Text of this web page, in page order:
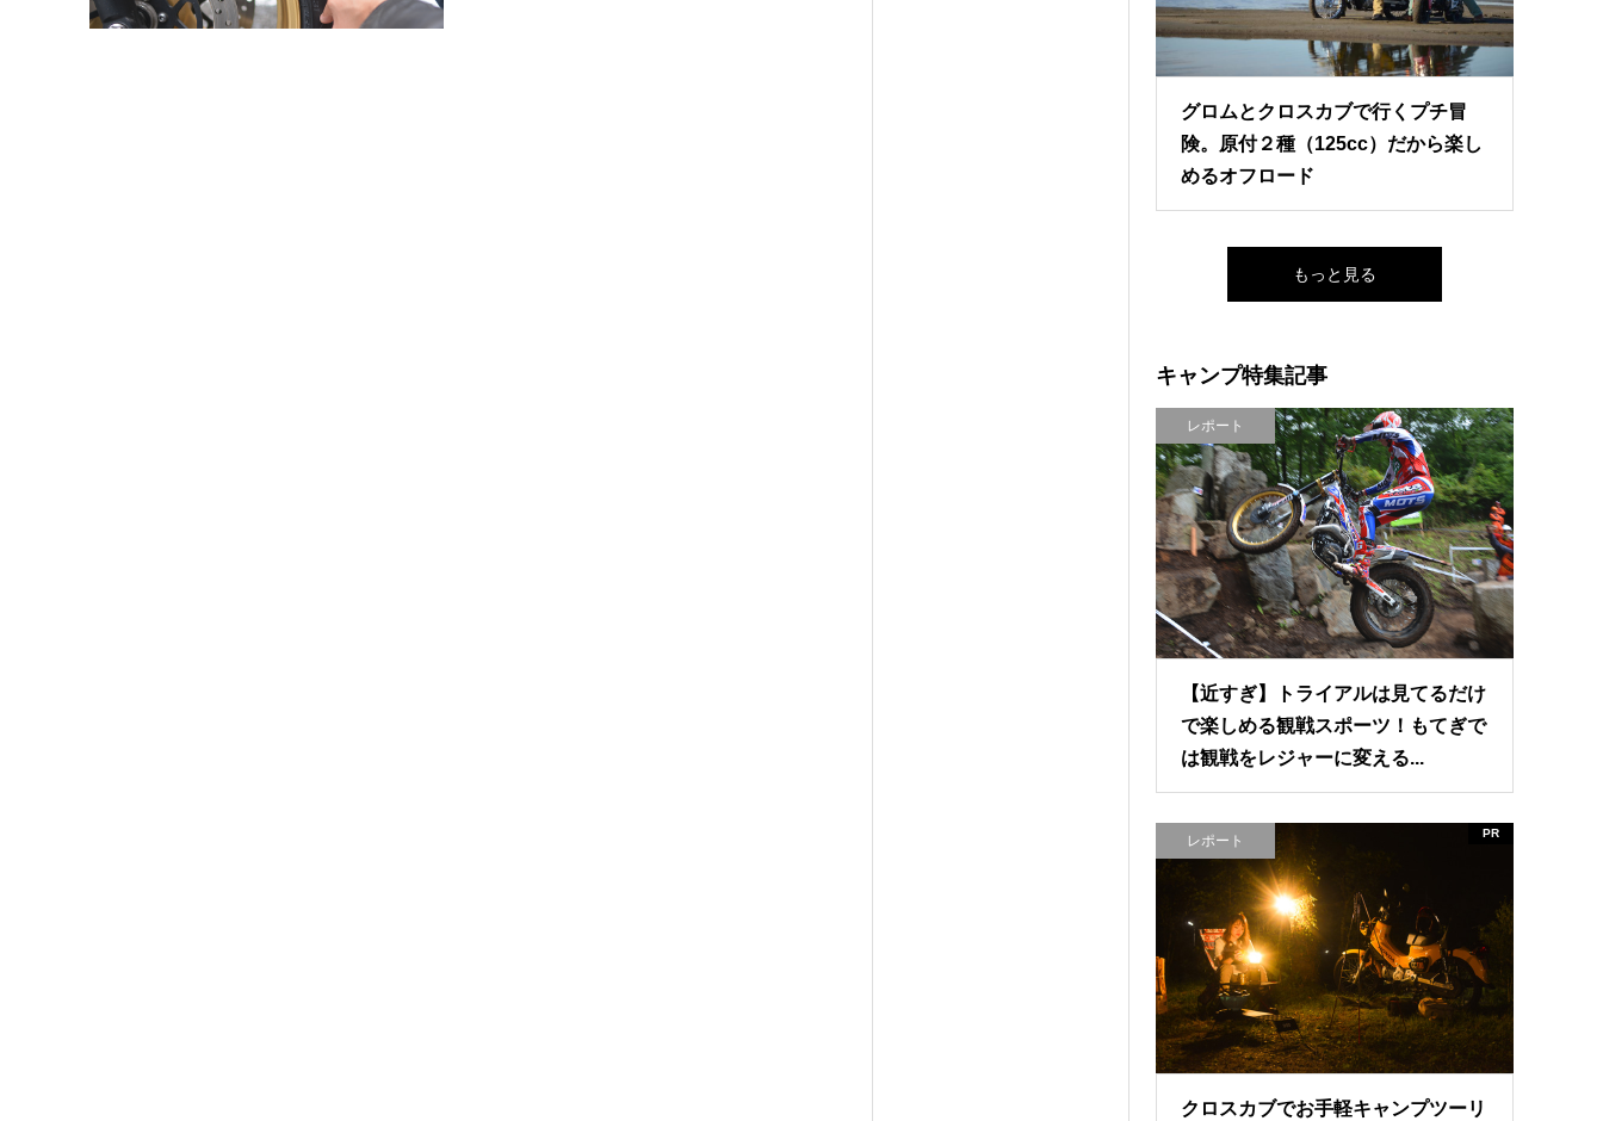
グロムとクロスカブで行くプチ冒
険。原付２種（125cc）だから楽し
めるオフロード
もっと見る
キャンプ特集記事
レポート
【近すぎ】トライアルは見てるだけ
で楽しめる観戦スポーツ！もてぎで
は観戦をレジャーに変える...
レポート PR
クロスカブでお手軽キャンプツーリ